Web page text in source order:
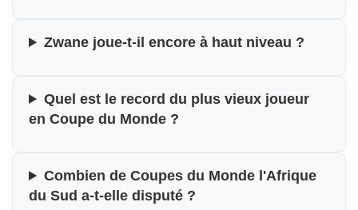
Zwane joue-t-il encore à haut niveau ?
Quel est le record du plus vieux joueur
en Coupe du Monde ?
Combien de Coupes du Monde l'Afrique
du Sud a-t-elle disputé ?